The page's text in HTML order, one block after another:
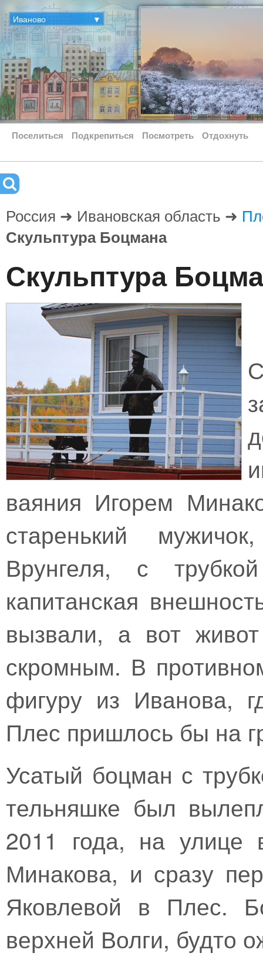
Иваново ▼
Поселиться Подкрепиться Посмотреть Отдохнуть
Россия ➜ Ивановская область ➜
Скульптура Боцмана
Скульптура
ваяния Игорем
старенький
Врунгеля, с
капитанская
вызвали, а вот
скромным. В
фигуру из Иванова,
Плес пришлось бы на
Усатый боцман с
тельняшке был
2011 года, на улице
Минакова, и сразу
Яковлевой в Плес.
верхней Волги, будто